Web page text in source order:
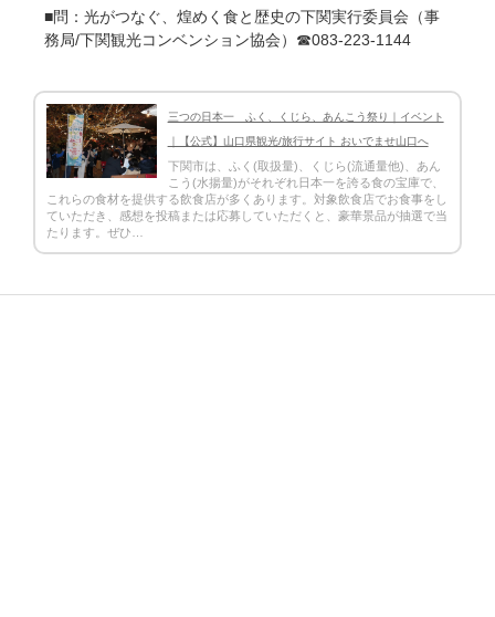
■問：光がつなぐ、煌めく食と歴史の下関実行委員会（事
務局/下関観光コンベンション協会）☎083-223-1144
三つの日本一 ふく、くじら、あんこう祭り｜イベント
｜【公式】山口県観光/旅行サイト おいでませ山口へ
下関市は、ふく(取扱量)、くじら(流通量他)、あん
こう(水揚量)がそれぞれ日本一を誇る食の宝庫で、
これらの食材を提供する飲食店が多くあります。対象飲食店でお食事をし
ていただき、感想を投稿または応募していただくと、豪華景品が抽選で当
たります。ぜひ…